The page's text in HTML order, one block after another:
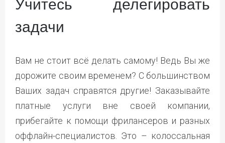
Учитесь делегировать
задачи
Вам не стоит всё делать самому! Ведь Вы же
дорожите своим временем? С большинством
Ваших задач справятся другие! Заказывайте
платные услуги вне своей компании,
прибегайте к помощи фрилансеров и разных
оффлайн-специалистов. Это – колоссальная